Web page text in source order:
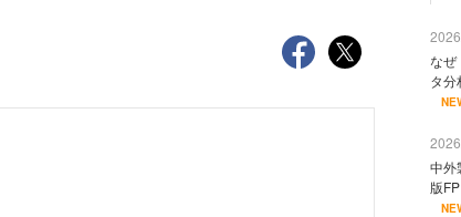
なぜ
タ分
中外
版